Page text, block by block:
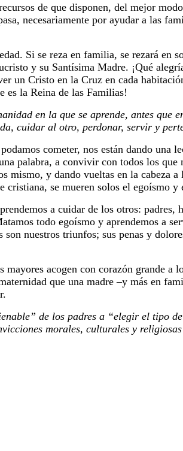
de que disponen, del mejor
necesariamente por ayudar a las
Si se reza en familia, se rezará en
y su Santísima Madre. ¡Qué
un Cristo en la Cruz en cada
es la Reina de las Familias!
en la que se aprende, antes que
cuidar al otro, perdonar, servir y
cometer, nos están dando una
palabra, a convivir con todos los que
mismo, y dando vueltas en la cabeza
cristiana, se mueren solos el egoísmo
a cuidar de los otros: padres,
todo egoísmo y aprendemos a
nuestros triunfos; sus penas y
acogen con corazón grande a
que una madre –y más en
de los padres a “elegir el tipo
morales, culturales y